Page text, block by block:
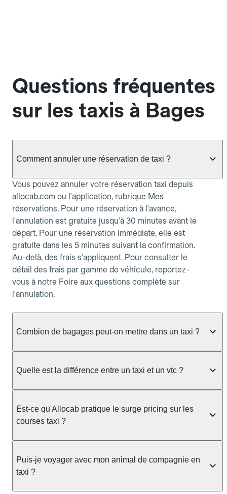
Questions fréquentes
sur les taxis à Bages
Comment annuler une réservation de taxi ?
Vous pouvez annuler votre réservation taxi depuis
allocab.com ou l'application, rubrique Mes
réservations. Pour une réservation à l'avance,
l'annulation est gratuite jusqu'à 30 minutes avant le
départ. Pour une réservation immédiate, elle est
gratuite dans les 5 minutes suivant la confirmation.
Au-delà, des frais s'appliquent. Pour consulter le
détail des frais par gamme de véhicule, reportez-
vous à notre Foire aux questions complète sur
l'annulation.
Combien de bagages peut-on mettre dans un taxi ?
taxi berline accueille en général jusqu'à 3 bagages
ou nombreux, précisez-le dans le champ "Message
au chauffeur" lors de la réservation. Le prix n'est
pas impacté par le nombre de bagages.
Quelle est la différence entre un taxi et un vtc ?
prendre en charge directement dans la rue, à une
station ou sur réservation, avec un tarif au
réservation et propose un prix fixe annoncé à
l'avance. Chez Allocab, réservez facilement votre
taxi.
Est-ce qu'Allocab pratique le surge pricing sur les
courses taxi ?
réglementation préfectorale et suit un barème
officiel : il protège des hausses liées à la demande.
Puis-je voyager avec mon animal de compagnie en
taxi ?